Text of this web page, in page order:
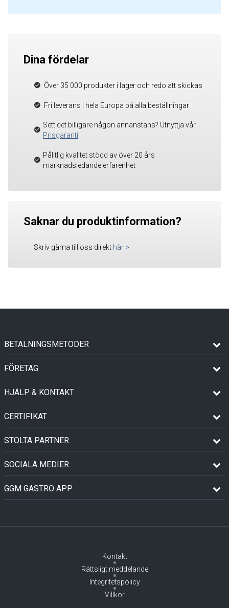
Dina fördelar
Över 35 000 produkter i lager och redo att skickas
Fri leverans i hela Europa på alla beställningar
Sett det billigare någon annanstans? Utnyttja vår
Prisgaranti!
Pålitlig kvalitet stödd av över 20 års
marknadsledande erfarenhet
Saknar du produktinformation?
Skriv gärna till oss direkt här >
BETALNINGSMETODER
FÖRETAG
HJÄLP & KONTAKT
CERTIFIKAT
STOLTA PARTNER
SOCIALA MEDIER
GGM GASTRO APP
Kontakt
Rättsligt meddelande
Integritetspolicy
Villkor